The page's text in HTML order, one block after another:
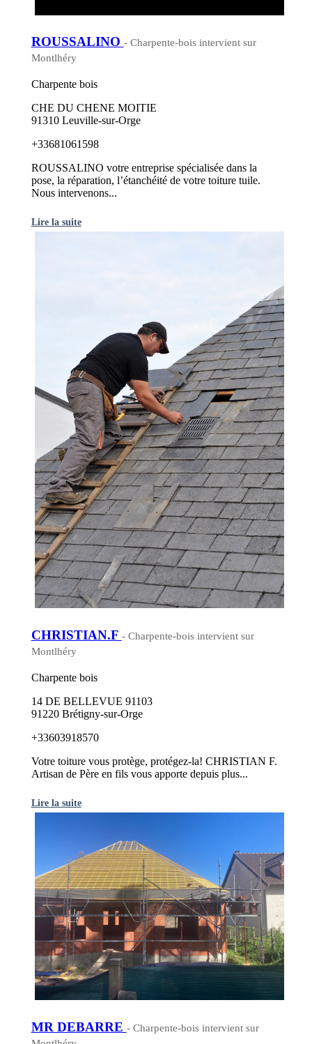
ROUSSALINO - Charpente-bois intervient sur
Montlhéry
Charpente bois
CHE DU CHENE MOITIE
91310 Leuville-sur-Orge
+33681061598
ROUSSALINO votre entreprise spécialisée dans la
pose, la réparation, l’étanchéité de votre toiture tuile.
Nous intervenons...
Lire la suite
CHRISTIAN.F - Charpente-bois intervient sur
Montlhéry
Charpente bois
14 DE BELLEVUE 91103
91220 Brétigny-sur-Orge
+33603918570
Votre toiture vous protège, protégez-la! CHRISTIAN F.
Artisan de Père en fils vous apporte depuis plus...
Lire la suite
MR DEBARRE - Charpente-bois intervient sur